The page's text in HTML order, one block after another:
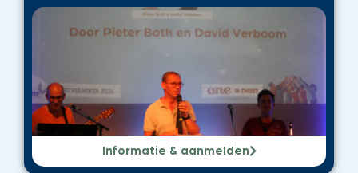
Informatie & aanmelden